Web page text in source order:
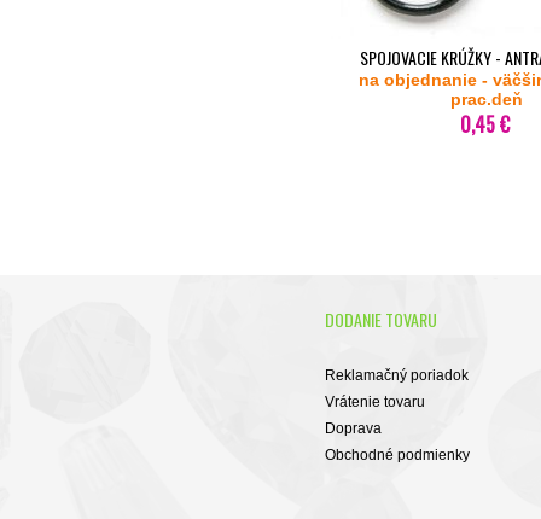
SPOJOVACIE KRÚŽKY -
na objednanie -
prac.deň
0,45 €
DODANIE TOVARU
Reklamačný poriadok
Vrátenie tovaru
Doprava
Obchodné podmienky